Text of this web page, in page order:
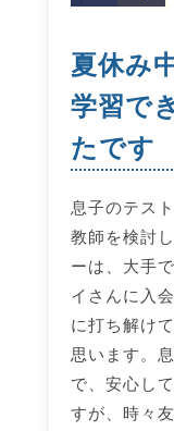
夏休み
学習で
たです
息子のテス
教師を検討
ーは、大手
イさんに入
に打ち解け
思います。
で、安心し
すが、時々